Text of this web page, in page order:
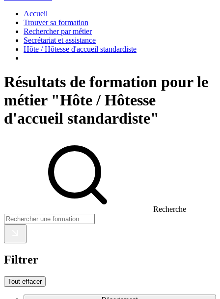
Accueil
Trouver sa formation
Rechercher par métier
Secrétariat et assistance
Hôte / Hôtesse d'accueil standardiste
Résultats de formation pour le
métier "Hôte / Hôtesse
d'accueil standardiste"
Recherche
Filtrer
Tout effacer